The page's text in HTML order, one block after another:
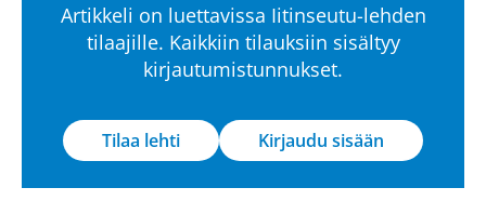
Artikkeli on luettavissa Iitinseutu-lehden
tilaajille. Kaikkiin tilauksiin sisältyy
kirjautumistunnukset.
Tilaa lehti Kirjaudu sisään